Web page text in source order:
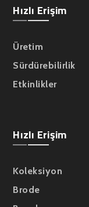
Hızlı Erişim
Üretim
Sürdürebilirlik
Etkinlikler
Hızlı Erişim
Koleksiyon
Brode